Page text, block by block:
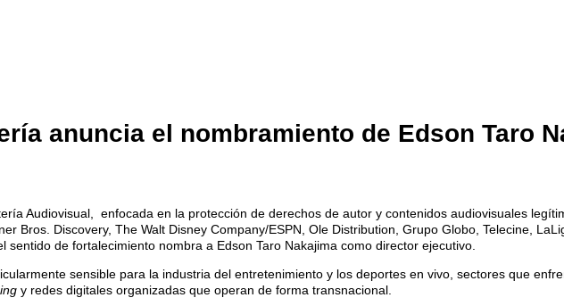
anuncia el nombramiento de Edson Taro
Audiovisual, enfocada en la protección de derechos de autor y contenidos audiovisuales
Bros. Discovery, The Walt Disney Company/ESPN, Ole Distribution, Grupo Globo, Telecine,
sentido de fortalecimiento nombra a Edson Taro Nakajima como director ejecutivo.
sensible para la industria del entretenimiento y los deportes en vivo, sectores que
y redes digitales organizadas que operan de forma transnacional.